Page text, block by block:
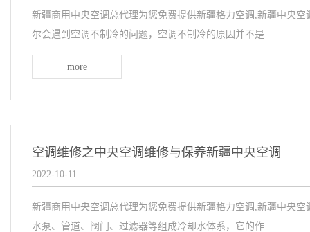
新疆商用中央空调总代理为您免费提供新疆格力空调,新疆中央
尔会遇到空调不制冷的问题，空调不制冷的原因并不是...
more
空调维修之中央空调维修与保养新疆中央空调
2022-10-11
新疆商用中央空调总代理为您免费提供新疆格力空调,新疆中央
水泵、管道、阀门、过滤器等组成冷却水体系，它的作...